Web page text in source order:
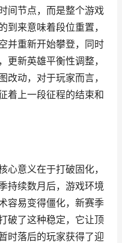
间节点，而是整个游戏
到来意味着段位重置，
并重新开始攀登，同时
更新英雄平衡性调整，
改动，对于玩家而言，
着上一段征程的结束和
心意义在于打破固化，
持续数月后，游戏环境
容易变得僵化，新赛季
破了这种稳定，它让顶
时落后的玩家获得了迎